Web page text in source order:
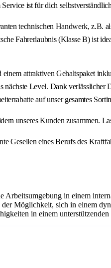
ist für dich
technischen Handwerk,
Fahrerlaubnis (Klasse B) ist
attraktiven Gehaltspaket
Level. Dank
auf unser gesamtes
unseres Kunden zusammen.
eines Berufs des
in einem
Möglichkeit, sich in einem
in einem